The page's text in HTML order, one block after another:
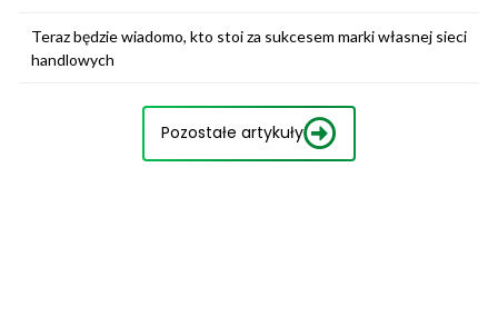
Teraz będzie wiadomo, kto stoi za sukcesem marki własnej sieci
handlowych
Pozostałe artykuły